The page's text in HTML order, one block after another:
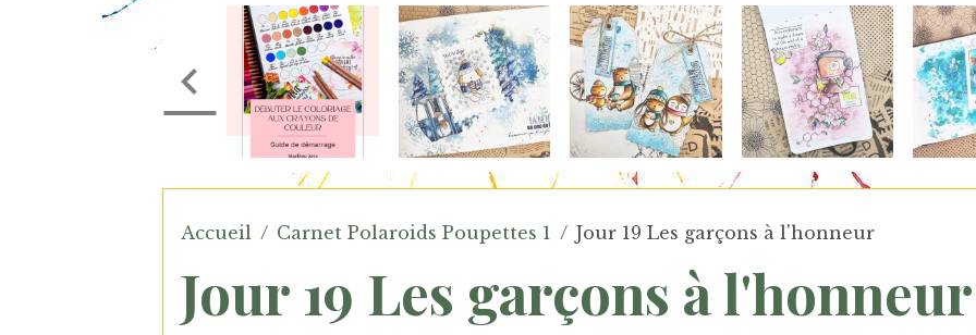
Accueil Carnet Polaroids Poupettes 1 Jour 19 Les garçons à l'honneur
Jour 19 Les garçons à l'honneur